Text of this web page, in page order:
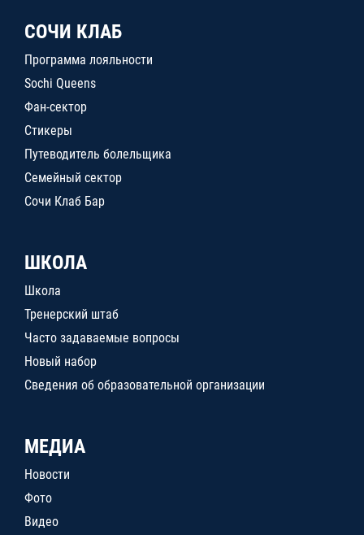
СОЧИ КЛАБ
Программа лояльности
Sochi Queens
Фан-сектор
Стикеры
Путеводитель болельщика
Семейный сектор
Сочи Клаб Бар
ШКОЛА
Школа
Тренерский штаб
Часто задаваемые вопросы
Новый набор
Сведения об образовательной организации
МЕДИА
Новости
Фото
Видео